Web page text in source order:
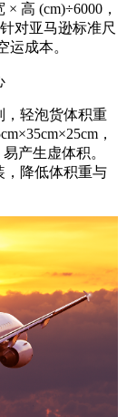
高 (cm)÷6000，
对亚马逊标准尺
运成本。
轻泡货体积重
，
产生虚体积。
，降低体积重与